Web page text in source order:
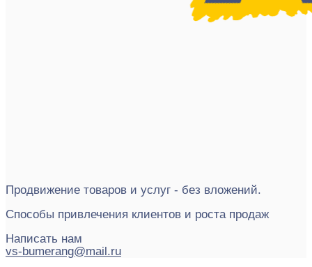
Продвижение товаров и услуг - без вложений.
Способы привлечения клиентов и роста продаж
Написать нам
vs-bumerang@mail.ru